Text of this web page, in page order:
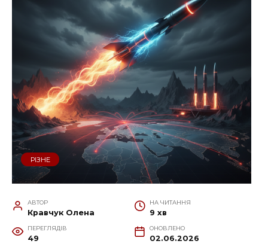
РІЗНЕ
АВТОР
Кравчук Олена
НА ЧИТАННЯ
9 хв
ПЕРЕГЛЯДІВ
49
ОНОВЛЕНО
02.06.2026